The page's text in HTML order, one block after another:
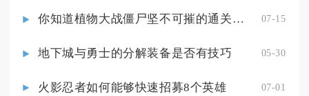
你知道植物大战僵尸坚不可摧的通关秘籍吗 07-15
地下城与勇士的分解装备是否有技巧 05-30
火影忍者如何能够快速招募8个英雄 07-01